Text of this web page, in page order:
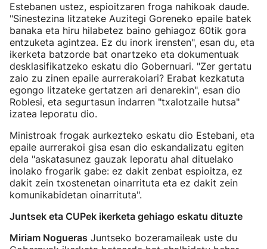
Estebanen ustez, espioitzaren froga nahikoak daude.
"Sinestezina litzateke Auzitegi Goreneko epaile batek
banaka eta hiru hilabetez baino gehiagoz 60tik gora
entzuketa agintzea. Ez du inork irensten", esan du, eta
ikerketa batzorde bat onartzeko eta dokumentuak
desklasifikatzeko eskatu dio Gobernuari. "Zer gertatu
zaio zu zinen epaile aurrerakoiari? Erabat kezkatuta
egongo litzateke gertatzen ari denarekin", esan dio
Roblesi, eta segurtasun indarren "txalotzaile hutsa"
izatea leporatu dio.
Ministroak frogak aurkezteko eskatu dio Estebani, eta
epaile aurrerakoi gisa esan dio eskandalizatu egiten
dela "askatasunez gauzak leporatu ahal dituelako
inolako frogarik gabe: ez dakit zenbat espioitza, ez
dakit zein txostenetan oinarrituta eta ez dakit zein
komunikabidetan oinarrituta".
Juntsek eta CUPek ikerketa gehiago eskatu dituzte
Miriam Nogueras Juntseko bozeramaileak uste du